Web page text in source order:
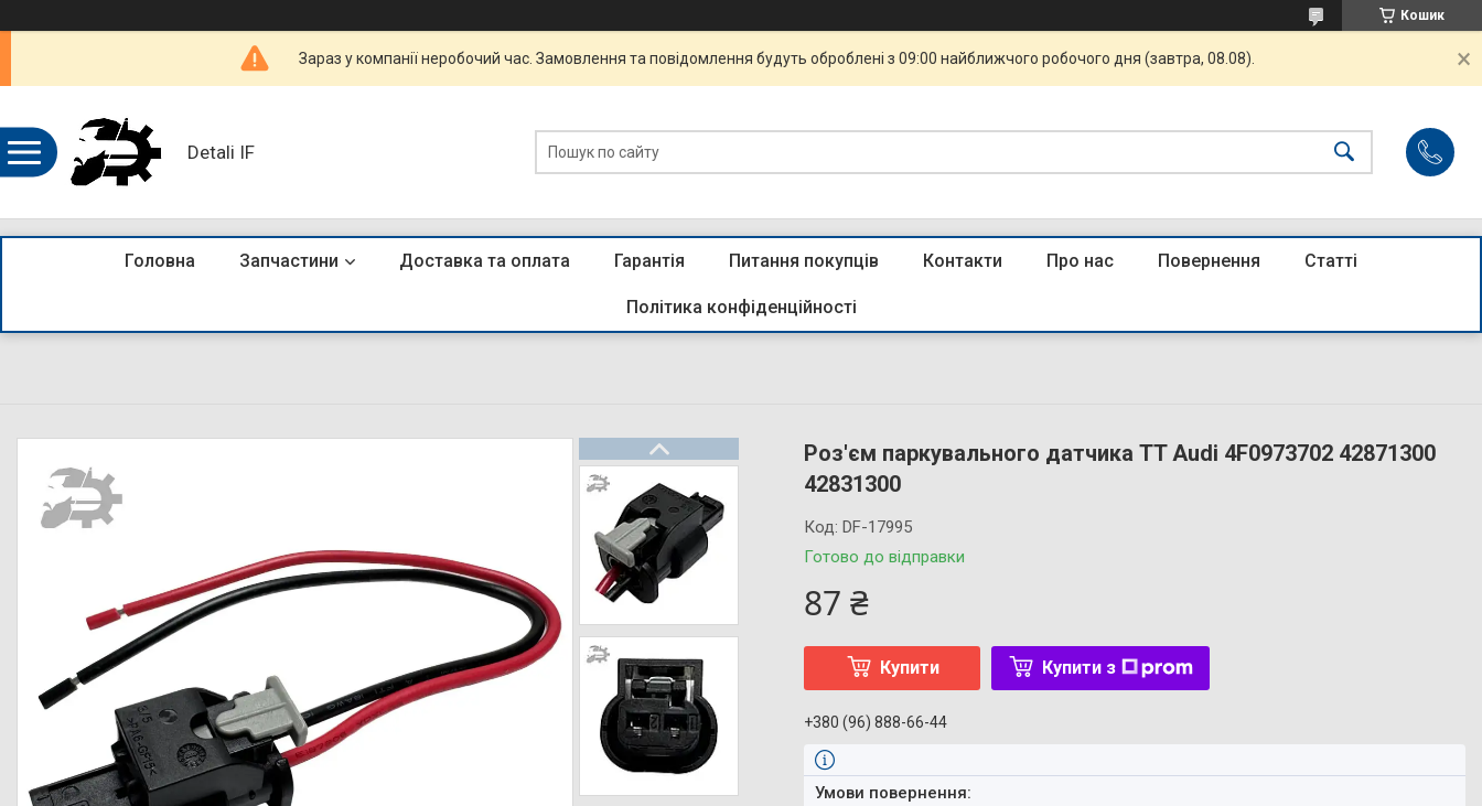
Кошик
Зараз у компанії неробочий час. Замовлення та повідомлення будуть оброблені з 09:00 найближчого робочого дня (завтра, 08.08).
Detali IF
Головна Запчастини Доставка та оплата Гарантія Питання покупців Контакти Про нас Повернення Статті
Політика конфіденційності
Роз'єм паркувального датчика TT Audi 4F0973702 42871300
42831300
Готово до відправки
Код:DF-17995
87 ₴
Купити Купити з
+380 (96) 888-66-44